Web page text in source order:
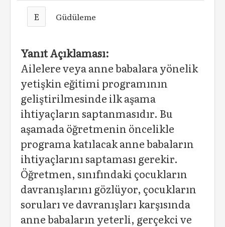
E Güdüleme
Yanıt Açıklaması:
Ailelere veya anne babalara yönelik
yetişkin eğitimi programının
geliştirilmesinde ilk aşama
ihtiyaçların saptanmasıdır. Bu
aşamada öğretmenin öncelikle
programa katılacak anne babaların
ihtiyaçlarını saptaması gerekir.
Öğretmen, sınıfındaki çocukların
davranışlarını gözlüyor, çocukların
soruları ve davranışları karşısında
anne babaların yeterli, gerçekci ve